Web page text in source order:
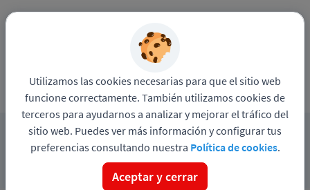
Ver más ofertas
Utilizamos las cookies necesarias para que el sitio web
funcione correctamente. También utilizamos cookies de
terceros para ayudarnos a analizar y mejorar el tráfico del
sitio web. Puedes ver más información y configurar tus
preferencias consultando nuestra Política de cookies.
Aceptar y cerrar